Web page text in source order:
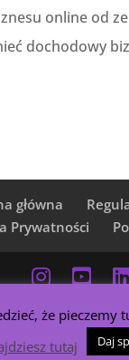
online od
dochodowy
główna
Prywatności
All rights
że pieczemy
tutaj Daj